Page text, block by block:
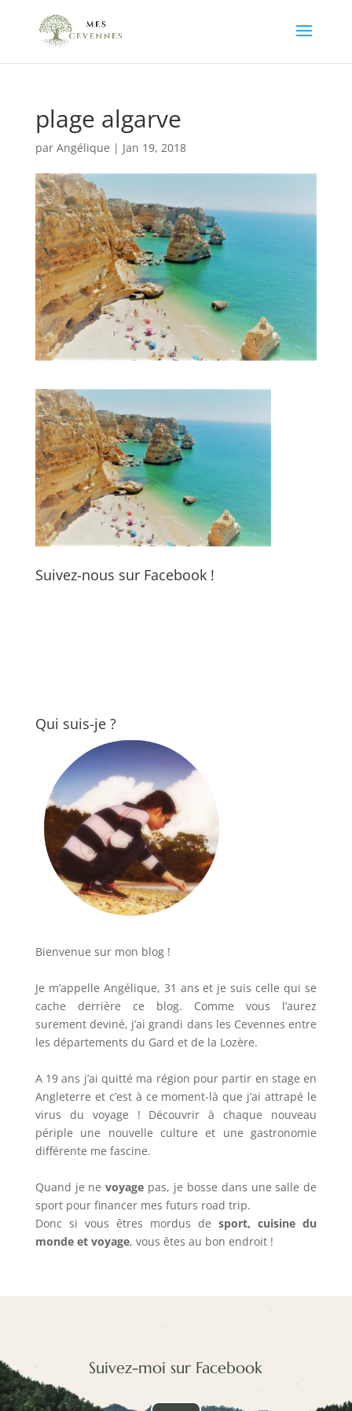
plage algarve
par Angélique | Jan 19, 2018
Suivez-nous sur Facebook !
Qui suis-je ?
Bienvenue sur mon blog !
Je m’appelle Angélique, 31 ans et je suis celle qui se
cache derrière ce blog. Comme vous l’aurez
surement deviné, j’ai grandi dans les Cevennes entre
les départements du Gard et de la Lozère.
A 19 ans j’ai quitté ma région pour partir en stage en
Angleterre et c’est à ce moment-là que j’ai attrapé le
virus du voyage ! Découvrir à chaque nouveau
périple une nouvelle culture et une gastronomie
différente me fascine.
Quand je nevoyage pas, je bosse dans une salle de
sport pour financer mes futurs road trip.
Donc si vous êtres mordus desport, cuisine du
monde et voyage, vous êtes au bon endroit !
Suivez-moi sur Facebook